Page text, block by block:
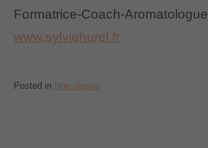
Formatrice-Coach-Aromatologue
www.sylviehurel.fr
Posted in Non classé